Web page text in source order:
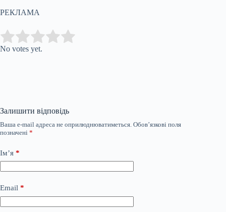
РЕКЛАМА
Rate this item:
No votes yet.
Залишити відповідь
Ваша e-mail адреса не оприлюднюватиметься. Обов’язкові поля
позначені *
Ім’я *
Email *